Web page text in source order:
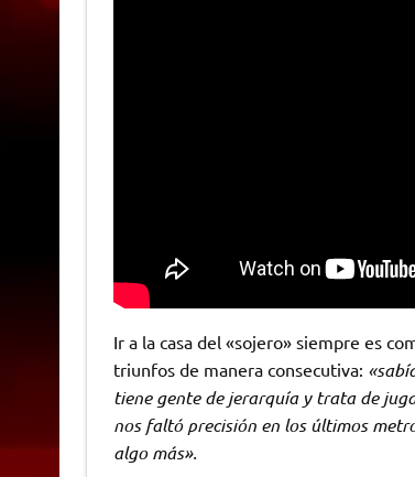
Ir a la casa del «sojero» siempre es
triunfos de manera consecutiva:
tiene gente de jerarquía y trata de
nos faltó precisión en los últimos
algo más».